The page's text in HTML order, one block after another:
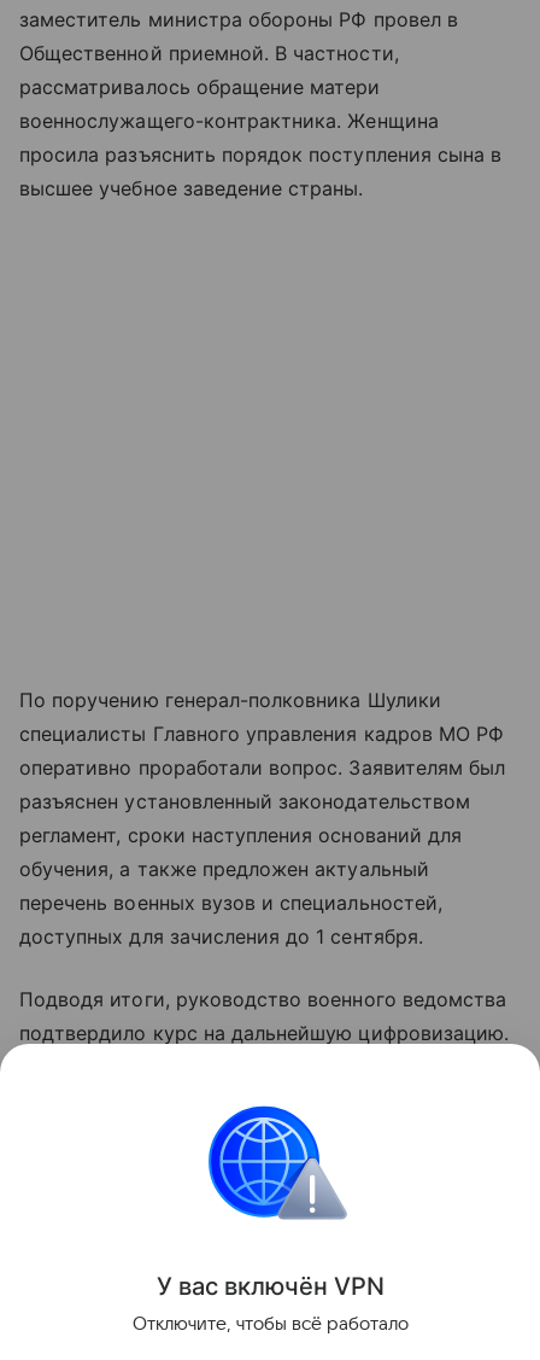
заместитель министра обороны РФ провел в
Общественной приемной. В частности,
рассматривалось обращение матери
военнослужащего-контрактника. Женщина
просила разъяснить порядок поступления сына в
высшее учебное заведение страны.
По поручению генерал-полковника Шулики
специалисты Главного управления кадров МО РФ
оперативно проработали вопрос. Заявителям был
разъяснен установленный законодательством
регламент, сроки наступления оснований для
обучения, а также предложен актуальный
перечень военных вузов и специальностей,
доступных для зачисления до 1 сентября.
Подводя итоги, руководство военного ведомства
подтвердило курс на дальнейшую цифровизацию.
рассматривается как ключевой инструмент для
сокращения сроков рассмотрения запросов с
нынешних двух-трех недель до пяти или даже
Поделиться
У вас включён VPN
Отключите, чтобы всё работало